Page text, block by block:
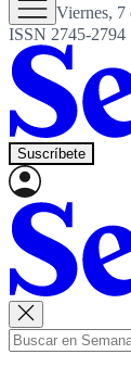
Viernes, 7
ISSN 2745-2794
Suscríbete